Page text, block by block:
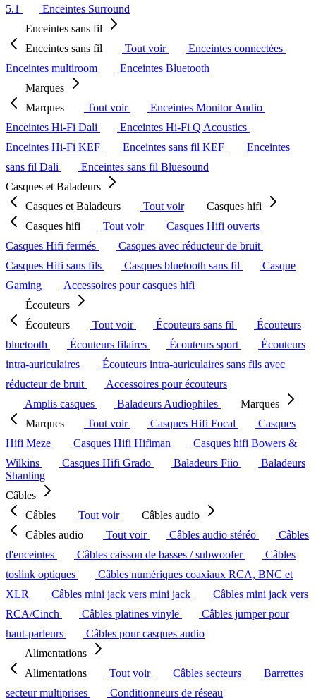
5.1
Enceintes Surround
Enceintes sans fil
Enceintes sans fil
Tout voir
Enceintes connectées
Enceintes multiroom
Enceintes Bluetooth
Marques
Marques
Tout voir
Enceintes Monitor Audio
Enceintes Hi-Fi Dali
Enceintes Hi-Fi Q Acoustics
Enceintes Hi-Fi KEF
Enceintes sans fil KEF
Enceintes
sans fil Dali
Enceintes sans fil Bluesound
Casques et Baladeurs
Casques et Baladeurs
Tout voir
Casques hifi
Casques hifi
Tout voir
Casques Hifi ouverts
Casques Hifi fermés
Casques avec réducteur de bruit
Casques Hifi sans fils
Casques bluetooth sans fil
Casque
Gaming
Accessoires pour casques hifi
Écouteurs
Écouteurs
Tout voir Écouteurs sans fil
Écouteurs
bluetooth
Écouteurs filaires Écouteurs sport
Écouteurs
intra-auriculaires
Écouteurs intra-auriculaires sans fils avec
réducteur de bruit
Accessoires pour écouteurs
Amplis casques
Baladeurs Audiophiles
Marques
Marques
Tout voir Casques Hifi Focal
Casques
Hifi Meze
Casques Hifi Hifiman
Casques hifi Bowers &
Wilkins
Casques Hifi Grado Baladeurs Fiio
Baladeurs
Shanling
Câbles
Câbles
Tout voir
Câbles audio
Câbles audio
Tout voir Câbles audio stéréo
Câbles
d'enceintes
Câbles caisson de basses / subwoofer
Câbles
toslink optiques
Câbles numériques coaxiaux RCA, BNC et
XLR
Câbles mini jack vers mini jack
Câbles mini jack vers
RCA/Cinch
Câbles platines vinyle
Câbles jumper pour
haut-parleurs
Câbles pour casques audio
Alimentations
Alimentations
Tout voir Câbles secteurs
Barrettes
secteur multiprises
Conditionneurs de réseau